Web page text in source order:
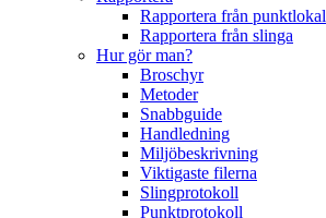
Rapportera från punktlokal
Rapportera från slinga
Hur gör man?
Broschyr
Metoder
Snabbguide
Handledning
Miljöbeskrivning
Viktigaste filerna
Slingprotokoll
Punktprotokoll